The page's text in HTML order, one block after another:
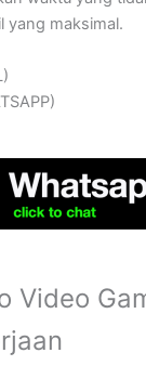
yang maksimal.
Video